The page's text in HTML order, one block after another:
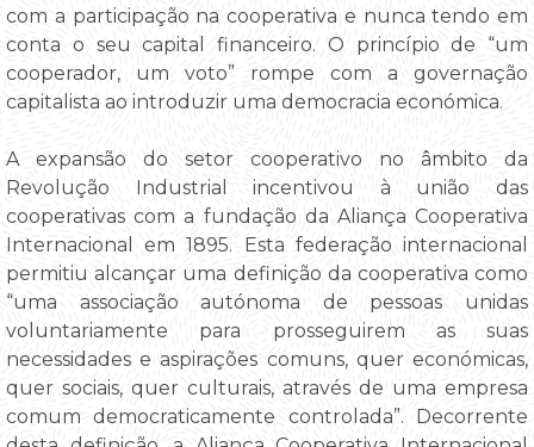
com a participação na cooperativa e nunca tendo em
conta o seu capital financeiro. O princípio de “um
cooperador, um voto” rompe com a governação
capitalista ao introduzir uma democracia económica.
A expansão do setor cooperativo no âmbito da
Revolução Industrial incentivou à união das
cooperativas com a fundação da Aliança Cooperativa
Internacional em 1895. Esta federação internacional
permitiu alcançar uma definição da cooperativa como
“uma associação autónoma de pessoas unidas
voluntariamente para prosseguirem as suas
necessidades e aspirações comuns, quer económicas,
quer sociais, quer culturais, através de uma empresa
comum democraticamente controlada”. Decorrente